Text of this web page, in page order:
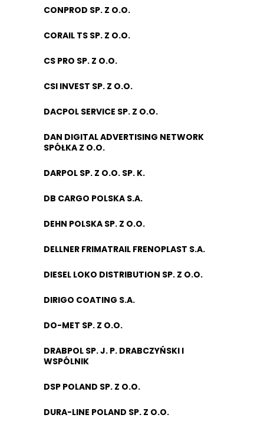
CONPROD SP. Z O.O.
CORAIL TS SP. Z O.O.
CS PRO SP. Z O.O.
CSI INVEST SP. Z O.O.
DACPOL SERVICE SP. Z O.O.
DAN DIGITAL ADVERTISING NETWORK
SPÓŁKA Z O.O.
DARPOL SP. Z O.O. SP. K.
DB CARGO POLSKA S.A.
DEHN POLSKA SP. Z O.O.
DELLNER FRIMATRAIL FRENOPLAST S.A.
DIESEL LOKO DISTRIBUTION SP. Z O.O.
DIRIGO COATING S.A.
DO-MET SP. Z O.O.
DRABPOL SP. J. P. DRABCZYŃSKI I
WSPÓLNIK
DSP POLAND SP. Z O.O.
DURA-LINE POLAND SP. Z O.O.